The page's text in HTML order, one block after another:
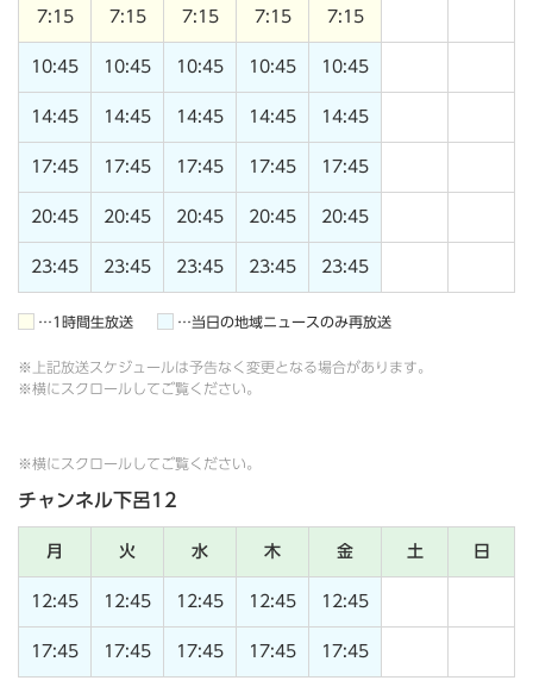
7:15 7:15 7:15 7:15 7:15
10:45 10:45 10:45 10:45 10:45
14:45 14:45 14:45 14:45 14:45
17:45 17:45 17:45 17:45 17:45
20:45 20:45 20:45 20:45 20:45
23:45 23:45 23:45 23:45 23:45
…1時間生放送 …当日の地域ニュースのみ再放送
※上記放送スケジュールは予告なく変更となる場合があります。
※横にスクロールしてご覧ください。
※横にスクロールしてご覧ください。
チャンネル下呂12
月 火 水 木 金 土 日
12:45 12:45 12:45 12:45 12:45
17:45 17:45 17:45 17:45 17:45